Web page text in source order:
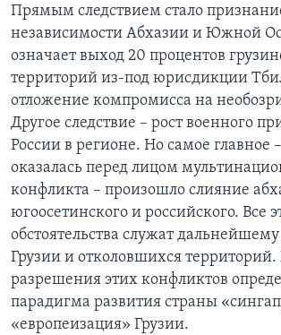
Прямым следствием стало
независимости Абхазии и Южной
означает выход 20 процентов
территорий из-под юрисдикции
отложение компромисса на
Другое следствие – рост военного
России в регионе. Но самое главное
оказалась перед лицом
конфликта – произошло слияние
югоосетинского и российского. Все
обстоятельства служат
Грузии и отколовшихся территорий.
разрешения этих конфликтов
парадигма развития страны
«европеизация» Грузии.